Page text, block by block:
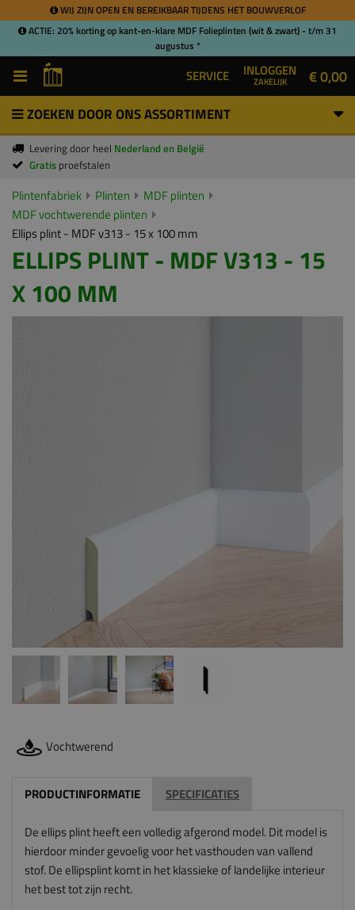
WIJ ZIJN OPEN EN BEREIKBAAR TIJDENS HET BOUWVERLOF
ACTIE: 20% korting op kant-en-klare MDF Folieplinten (wit & zwart) - t/m 31
augustus *
SERVICE INLOGGEN
ZAKELIJK € 0,00
ZOEKEN DOOR ONS ASSORTIMENT
Levering door heel Nederland en België
Gratis proefstalen
Plintenfabriek Plinten
MDF plinten
MDF vochtwerende plinten
Ellips plint - MDF v313 - 15 x 100 mm
ELLIPS PLINT - MDF V313 - 15
X 100 MM
Vochtwerend
PRODUCTINFORMATIE SPECIFICATIES
De ellips plint heeft een volledig afgerond model. Dit model is
hierdoor minder gevoelig voor het vasthouden van vallend
stof. De ellipsplint komt in het klassieke of landelijke interieur
het best tot zijn recht.